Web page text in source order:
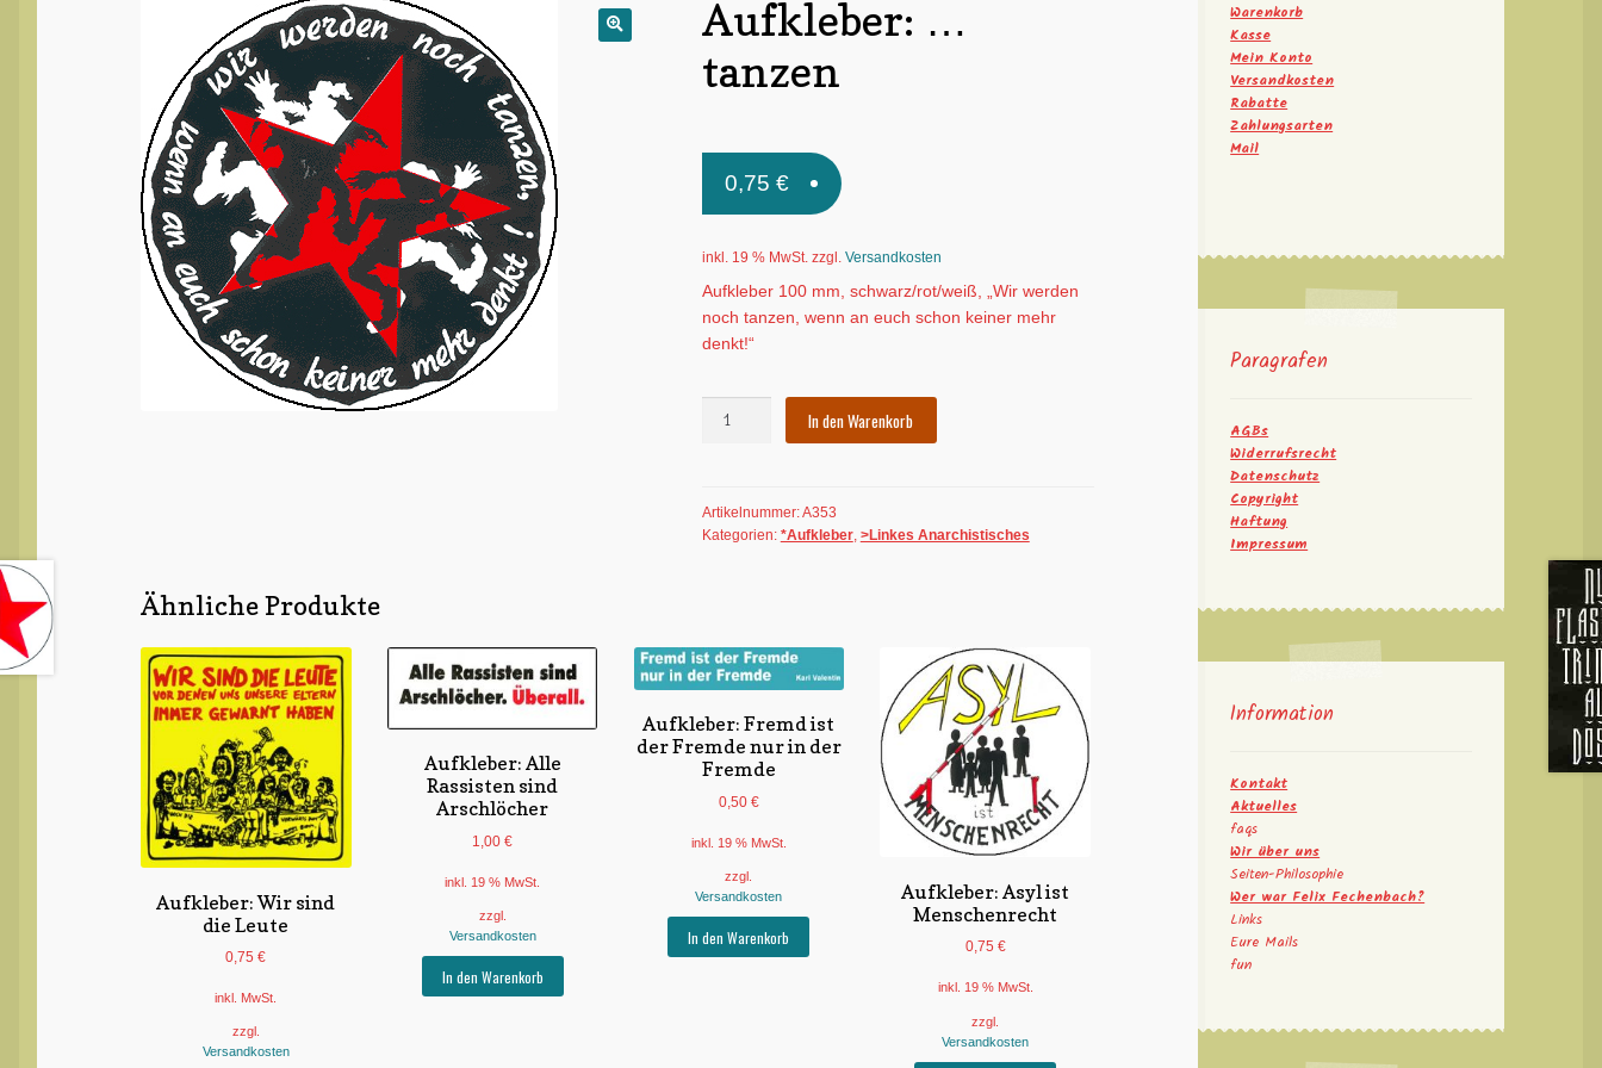
Aufkleber: …
tanzen
0,75€
inkl. 19 % MwSt. zzgl. Versandkosten
Aufkleber 100 mm, schwarz/rot/weiß, „Wir werden
noch tanzen, wenn an euch schon keiner mehr
denkt!“
In den Warenkorb
Artikelnummer:A353
Kategorien: *Aufkleber, >Linkes Anarchistisches
Ähnliche Produkte
Aufkleber: Wir sind
die Leute
0,75€
inkl. MwSt.
zzgl.
Versandkosten
Aufkleber: Alle
Rassisten sind
Arschlöcher
1,00€
inkl. 19 % MwSt.
zzgl.
Versandkosten
In den Warenkorb
Aufkleber: Fremd ist
der Fremde nur in der
Fremde
0,50 €
inkl. 19 % MwSt.
zzgl.
Versandkosten
In den Warenkorb
Aufkleber: Asyl ist
Menschenrecht
0,75 €
inkl. 19 % MwSt.
zzgl.
Versandkosten
Warenkorb
Kasse
Mein Konto
Versandkosten
Rabatte
Zahlungsarten
Mail
Paragrafen
AGBs
Widerrufsrecht
Datenschutz
Copyright
Haftung
Impressum
Information
Kontakt
Aktuelles
faqs
Wir über uns
Seiten-Philosophie
Wer war Felix Fechenbach?
Links
Eure Mails
fun